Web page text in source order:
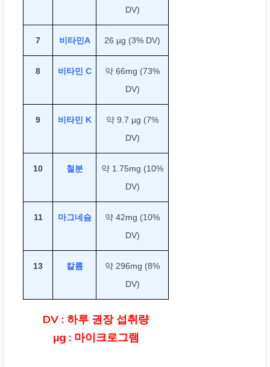
DV)
7 비타민A 26 µg (3% DV)
8 비타민 C
약 66mg (73%
DV)
9 비타민 K
약 9.7 µg (7%
DV)
10 철분
약 1.75mg (10%
DV)
11 마그네슘
약 42mg (10%
DV)
13 칼륨
약 296mg (8%
DV)
DV : 하루 권장 섭취량
µg : 마이크로그램